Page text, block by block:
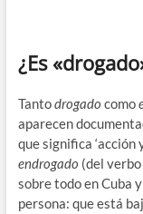
¿Es
Tantodrogado como
aparecen
que significa ‘acción
endrogado (del verbo
sobre todo en Cuba
persona: que está